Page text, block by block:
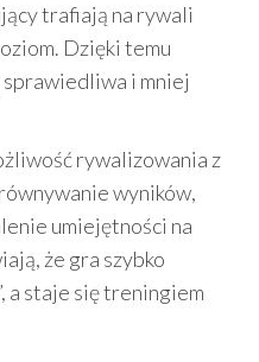
trafiają na rywali
Dzięki temu
i mniej
rywalizowania z
wyników,
umiejętności na
że gra szybko
a staje się treningiem